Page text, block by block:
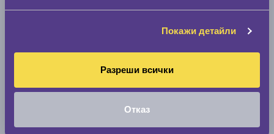
Покажи детайли
Разреши всички
Отказ
Модел